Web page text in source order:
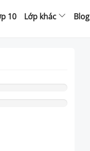
10 Lớp khác Blog